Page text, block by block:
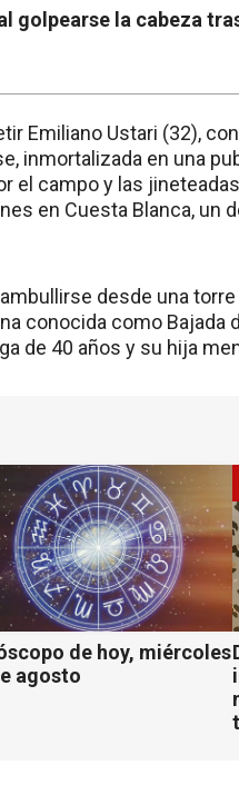
golpearse la cabeza
Emiliano Ustari (32),
inmortalizada en una
el campo y las
en Cuesta Blanca, un
desde una
conocida como Bajada
de 40 años y su hija
de hoy, miércoles
agosto